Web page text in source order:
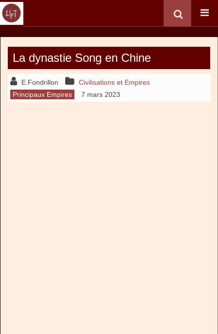
La dynastie Song en Chine
E.Fondrillon
Civilisations et Empires
Principaux Empires
7 mars 2023